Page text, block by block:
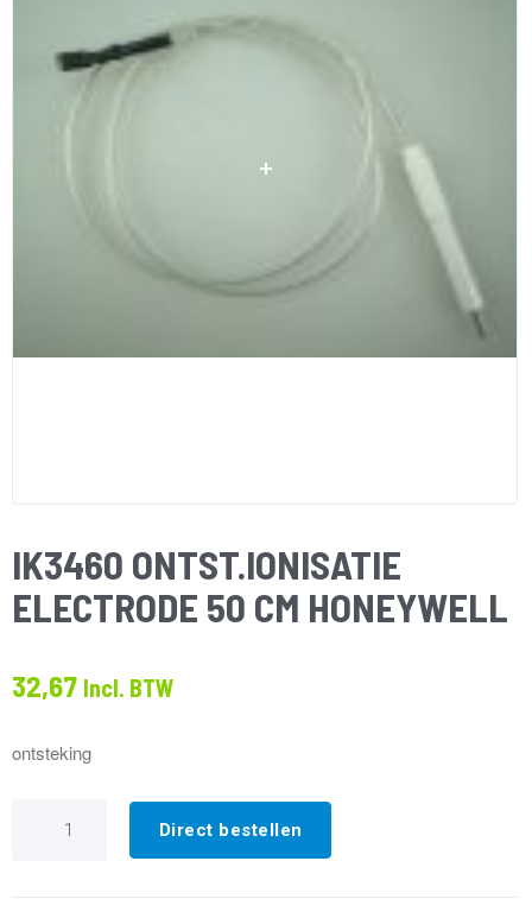
IK3460 ONTST.IONISATIE
ELECTRODE 50 CM HONEYWELL
32,67 Incl. BTW
ontsteking
ONTST.IONISATIEDirect bestellen